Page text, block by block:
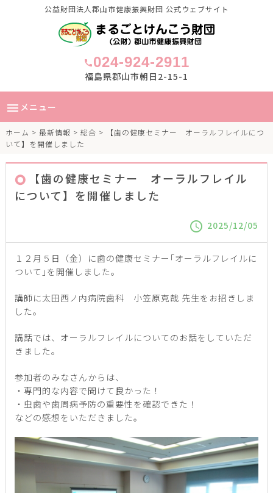
公益財団法人郡山市健康振興財団 公式ウェブサイト
call024-924-2911
福島県郡山市朝日2-15-1
menu メニュー
ホーム > 最新情報 > 総合 > 【歯の健康セミナー オーラルフレイルにつ
いて】を開催しました
【歯の健康セミナー オーラルフレイル
について】を開催しました
schedule 2025/12/05
１２月５日（金）に歯の健康セミナー｢オーラルフレイルに
ついて｣を開催しました。
講師に太田西ノ内病院歯科 小笠原克哉 先生をお招きしま
した。
講話では、オーラルフレイルについてのお話をしていただ
きました。
参加者のみなさんからは、
・専門的な内容で聞けて良かった！
・虫歯や歯周病予防の重要性を確認できた！
などの感想をいただきました。